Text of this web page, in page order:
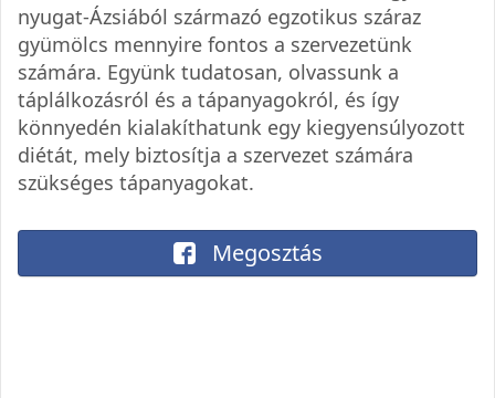
nyugat-Ázsiából származó egzotikus száraz
gyümölcs mennyire fontos a szervezetünk
számára. Együnk tudatosan, olvassunk a
táplálkozásról és a tápanyagokról, és így
könnyedén kialakíthatunk egy kiegyensúlyozott
diétát, mely biztosítja a szervezet számára
szükséges tápanyagokat.
Megosztás